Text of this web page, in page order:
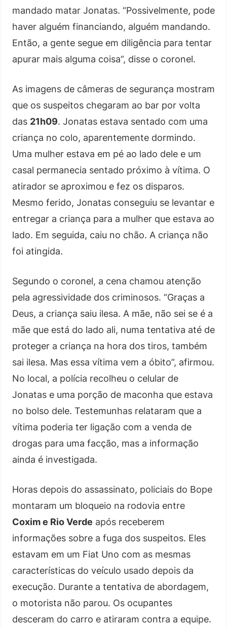
mandado matar Jonatas. “Possivelmente, pode
haver alguém financiando, alguém mandando.
Então, a gente segue em diligência para tentar
apurar mais alguma coisa”, disse o coronel.
As imagens de câmeras de segurança mostram
que os suspeitos chegaram ao bar por volta
das 21h09. Jonatas estava sentado com uma
criança no colo, aparentemente dormindo.
Uma mulher estava em pé ao lado dele e um
casal permanecia sentado próximo à vítima. O
atirador se aproximou e fez os disparos.
Mesmo ferido, Jonatas conseguiu se levantar e
entregar a criança para a mulher que estava ao
lado. Em seguida, caiu no chão. A criança não
foi atingida.
Segundo o coronel, a cena chamou atenção
pela agressividade dos criminosos. “Graças a
Deus, a criança saiu ilesa. A mãe, não sei se é a
mãe que está do lado ali, numa tentativa até de
proteger a criança na hora dos tiros, também
sai ilesa. Mas essa vítima vem a óbito”, afirmou.
No local, a polícia recolheu o celular de
Jonatas e uma porção de maconha que estava
no bolso dele. Testemunhas relataram que a
vítima poderia ter ligação com a venda de
drogas para uma facção, mas a informação
ainda é investigada.
Horas depois do assassinato, policiais do Bope
montaram um bloqueio na rodovia entre
Coxim e Rio Verde após receberem
informações sobre a fuga dos suspeitos. Eles
estavam em um Fiat Uno com as mesmas
características do veículo usado depois da
execução. Durante a tentativa de abordagem,
o motorista não parou. Os ocupantes
desceram do carro e atiraram contra a equipe.